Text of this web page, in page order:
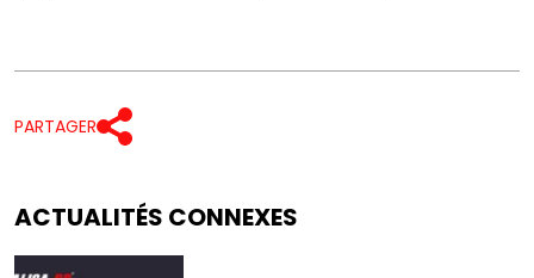
PARTAGER
ACTUALITÉS CONNEXES